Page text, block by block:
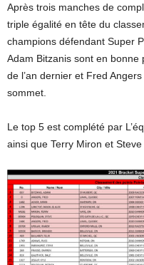
Après trois manches de
triple égalité en tête du
champions défendant Super
Adam Bitzanis sont en
de l’an dernier et Fred
sommet.
Le top 5 est complété par
ainsi que Terry Miron et